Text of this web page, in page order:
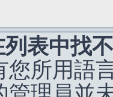
表中找
您所用語